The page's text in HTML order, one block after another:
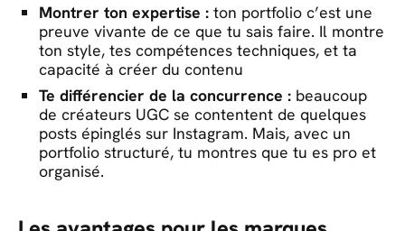
Montrer ton expertise : ton portfolio c’est une
preuve vivante de ce que tu sais faire. Il montre
ton style, tes compétences techniques, et ta
capacité à créer du contenu
Te différencier de la concurrence : beaucoup
de créateurs UGC se contentent de quelques
posts épinglés sur Instagram. Mais, avec un
portfolio structuré, tu montres que tu es pro et
organisé.